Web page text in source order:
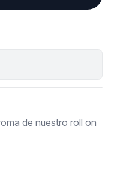
de nuestro roll on